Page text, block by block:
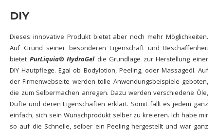
DIY
Dieses innovative Produkt bietet aber noch mehr Möglichkeiten.
Auf Grund seiner besonderen Eigenschaft und Beschaffenheit
bietet PurLiquia® HydroGeldie Grundlage zur Herstellung einer
DIY Hautpflege. Egal ob Bodylotion, Peeling, oder Massageöl. Auf
der Firmenwebseite werden tolle Anwendungsbeispiele geboten,
die zum Selbermachen anregen. Dazu werdenverschiedene Öle,
Düfte und derenEigenschaften erklärt. Somit fällt es jedem ganz
einfach, sich sein Wunschprodukt selber zu kreieren. Ich habe mir
so auf die Schnelle, selber ein Peeling hergestellt und war ganz